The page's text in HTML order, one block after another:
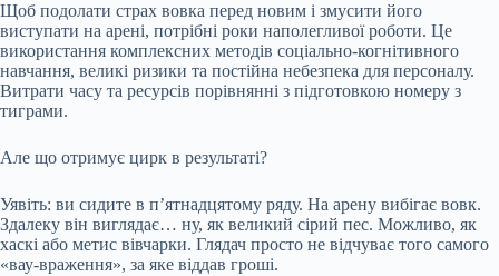
Щоб подолати страх вовка перед новим і змусити його
виступати на арені, потрібні роки наполегливої роботи. Це
використання комплексних методів соціально-когнітивного
навчання, великі ризики та постійна небезпека для персоналу.
Витрати часу та ресурсів порівнянні з підготовкою номеру з
тиграми.
Але що отримує цирк в результаті?
Уявіть: ви сидите в п’ятнадцятому ряду. На арену вибігає вовк.
Здалеку він виглядає… ну, як великий сірий пес. Можливо, як
хаскі або метис вівчарки. Глядач просто не відчуває того самого
«вау-враження», за яке віддав гроші.